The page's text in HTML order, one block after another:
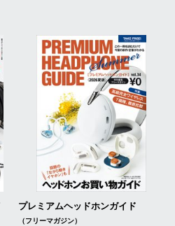
プレミアムヘッドホンガイド
（フリーマガジン）